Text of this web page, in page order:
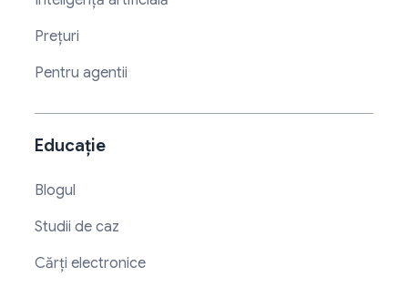
Prețuri
Pentru agentii
Educație
Blogul
Studii de caz
Cărți electronice